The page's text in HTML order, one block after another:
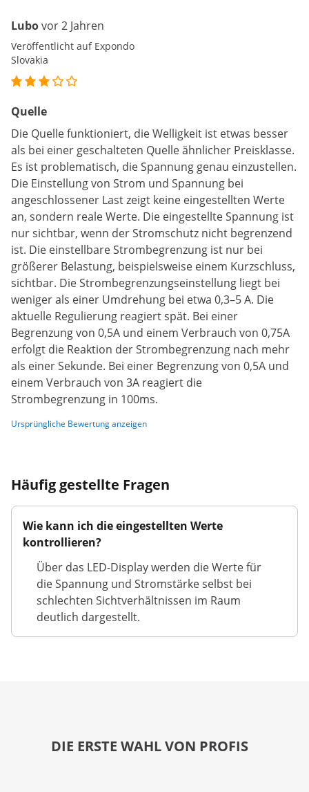
Lubovor 2 Jahren
Veröffentlicht auf Expondo
Slovakia
Quelle
Die Quelle funktioniert, die Welligkeit ist etwas besser
als bei einer geschalteten Quelle ähnlicher Preisklasse.
Es ist problematisch, die Spannung genau einzustellen.
Die Einstellung von Strom und Spannung bei
angeschlossener Last zeigt keine eingestellten Werte
an, sondern reale Werte. Die eingestellte Spannung ist
nur sichtbar, wenn der Stromschutz nicht begrenzend
ist. Die einstellbare Strombegrenzung ist nur bei
größerer Belastung, beispielsweise einem Kurzschluss,
sichtbar. Die Strombegrenzungseinstellung liegt bei
weniger als einer Umdrehung bei etwa 0,3–5 A. Die
aktuelle Regulierung reagiert spät. Bei einer
Begrenzung von 0,5A und einem Verbrauch von 0,75A
erfolgt die Reaktion der Strombegrenzung nach mehr
als einer Sekunde. Bei einer Begrenzung von 0,5A und
einem Verbrauch von 3A reagiert die
Strombegrenzung in 100ms.
Ursprüngliche Bewertung anzeigen
Häufig gestellte Fragen
Wie kann ich die eingestellten Werte
kontrollieren?
Über das LED-Display werden die Werte für
die Spannung und Stromstärke selbst bei
schlechten Sichtverhältnissen im Raum
deutlich dargestellt.
DIE ERSTE WAHL VON PROFIS